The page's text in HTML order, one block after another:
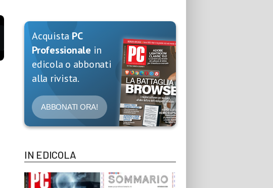
Acquista PC
Professionale in
edicola o abbonati
alla rivista.
ABBONATI ORA!
IN EDICOLA